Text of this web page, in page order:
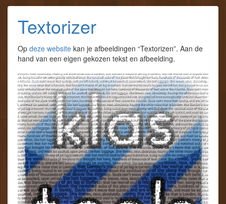
Textorizer
Op deze website kan je afbeeldingen “Textorizen”. Aan de
hand van een eigen gekozen tekst en afbeelding.